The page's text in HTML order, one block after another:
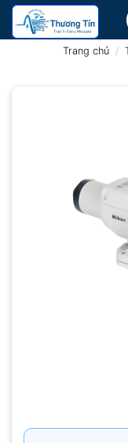
Bỏ
qua
Trang chủ /